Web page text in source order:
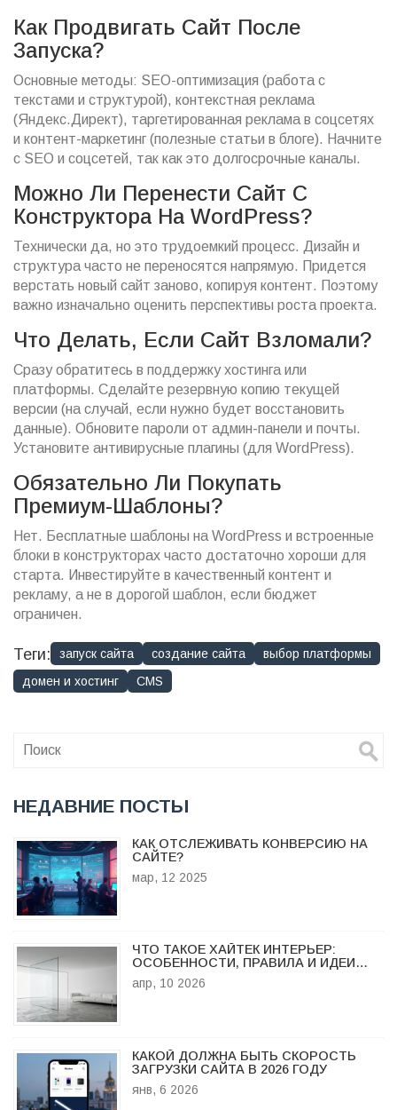
Как Продвигать Сайт После
Запуска?
Основные методы: SEO-оптимизация (работа с
текстами и структурой), контекстная реклама
(Яндекс.Директ), таргетированная реклама в соцсетях
и контент-маркетинг (полезные статьи в блоге). Начните
с SEO и соцсетей, так как это долгосрочные каналы.
Можно Ли Перенести Сайт С
Конструктора На WordPress?
Технически да, но это трудоемкий процесс. Дизайн и
структура часто не переносятся напрямую. Придется
верстать новый сайт заново, копируя контент. Поэтому
важно изначально оценить перспективы роста проекта.
Что Делать, Если Сайт Взломали?
Сразу обратитесь в поддержку хостинга или
платформы. Сделайте резервную копию текущей
версии (на случай, если нужно будет восстановить
данные). Обновите пароли от админ-панели и почты.
Установите антивирусные плагины (для WordPress).
Обязательно Ли Покупать
Премиум-Шаблоны?
Нет. Бесплатные шаблоны на WordPress и встроенные
блоки в конструкторах часто достаточно хороши для
старта. Инвестируйте в качественный контент и
рекламу, а не в дорогой шаблон, если бюджет
ограничен.
Теги: запуск сайта создание сайта
выбор платформы
домен и хостинг
CMS
НЕДАВНИЕ ПОСТЫ
КАК ОТСЛЕЖИВАТЬ КОНВЕРСИЮ НА
САЙТЕ?
мар, 12 2025
ЧТО ТАКОЕ ХАЙТЕК ИНТЕРЬЕР:
ОСОБЕННОСТИ, ПРАВИЛА И ИДЕИ
ДЛЯ СОВРЕМЕННОГО ДОМА
апр, 10 2026
КАКОЙ ДОЛЖНА БЫТЬ СКОРОСТЬ
ЗАГРУЗКИ САЙТА В 2026 ГОДУ
янв, 6 2026